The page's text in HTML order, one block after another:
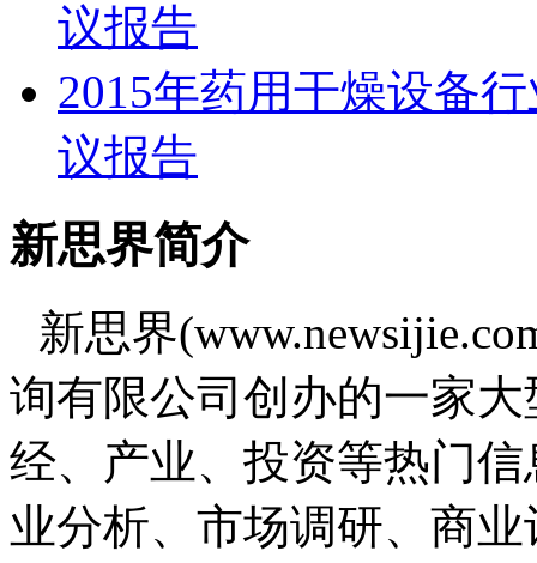
议报告
2015年药用干燥设备
议报告
新思界简介
新思界
询有限公司创办的一家
经、产业、投资等热门
业分析、市场调研、商